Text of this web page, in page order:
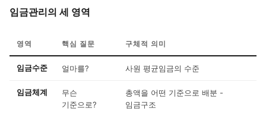
임금관리의 세 영역
영역 핵심 질문 구체적 의미
임금수준 얼마를? 사원 평균임금의 수준
임금체계
무슨
기준으로?
총액을 어떤 기준으로 배분 -
임금구조